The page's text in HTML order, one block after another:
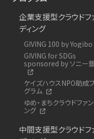
企業支援型クラウドフ
ディング
GIVING 100 by Yogibo
GIVING for SDGs
sponsored by ソニー
ケイズハウスNPO助成
グラム
ゆめ・まちクラウドファ
ング
中間支援型クラウドフ